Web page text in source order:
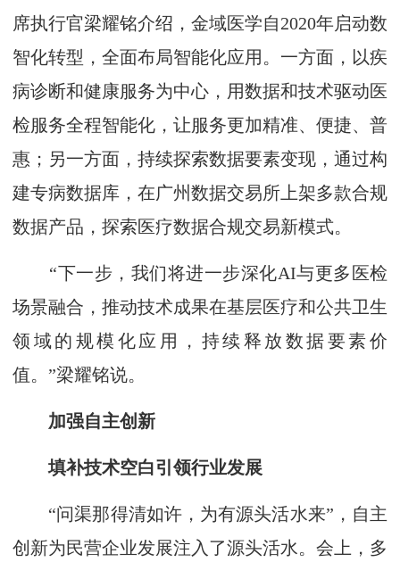
席执行官梁耀铭介绍，金域医学自2020年启动数
智化转型，全面布局智能化应用。一方面，以疾
病诊断和健康服务为中心，用数据和技术驱动医
检服务全程智能化，让服务更加精准、便捷、普
惠；另一方面，持续探索数据要素变现，通过构
建专病数据库，在广州数据交易所上架多款合规
数据产品，探索医疗数据合规交易新模式。
“下一步，我们将进一步深化AI与更多医检
场景融合，推动技术成果在基层医疗和公共卫生
领域的规模化应用，持续释放数据要素价
值。”梁耀铭说。
加强自主创新
填补技术空白引领行业发展
“问渠那得清如许，为有源头活水来”，自主
创新为民营企业发展注入了源头活水。会上，多